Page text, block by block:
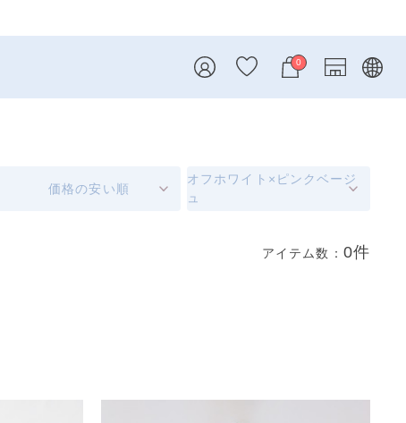
0
価格の安い順
オフホワイト×ピンクベージ
ュ
アイテム数： 0件